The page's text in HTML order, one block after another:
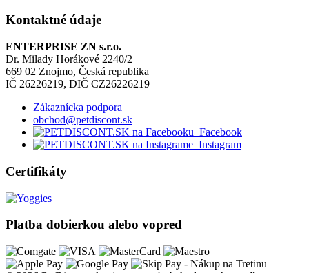
Kontaktné údaje
ENTERPRISE ZN s.r.o.
Dr. Milady Horákové 2240/2
669 02 Znojmo, Česká republika
IČ 26226219, DIČ CZ26226219
Zákaznícka podpora
obchod@petdiscont.sk
Facebook
Instagram
Certifikáty
Platba dobierkou alebo vopred